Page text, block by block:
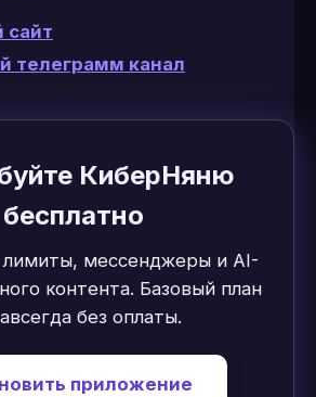
сайт
телеграмм канал
КиберНяню
бесплатно
лимиты, мессенджеры и AI-
контента. Базовый план
без оплаты.
приложение